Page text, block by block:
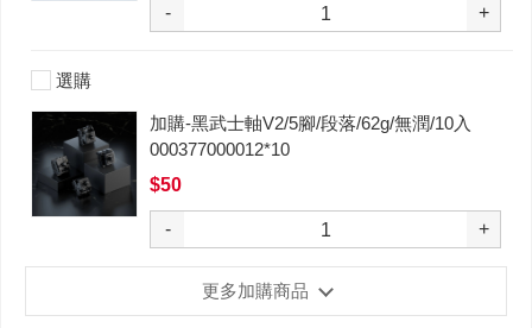
- +
選購
加購-黑武士軸V2/5腳/段落/62g/無潤/10入
000377000012*10
$50
- +
更多加購商品